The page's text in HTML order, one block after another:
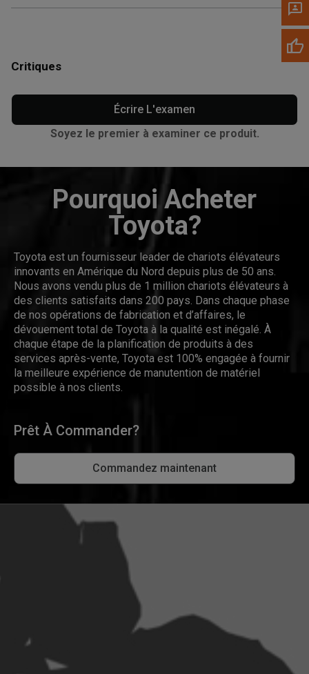
Critiques
Écrire L'examen
Soyez le premier à examiner ce produit.
Pourquoi Acheter
Toyota?
Toyota est un fournisseur leader de chariots élévateurs
innovants en Amérique du Nord depuis plus de 50 ans.
Nous avons vendu plus de 1 million chariots élévateurs à
des clients satisfaits dans 200 pays. Dans chaque phase
de nos opérations de fabrication et d’affaires, le
dévouement total de Toyota à la qualité est inégalé. À
chaque étape de la planification de produits à des
services après-vente, Toyota est 100% engagée à fournir
la meilleure expérience de manutention de matériel
possible à nos clients.
Prêt À Commander?
Commandez maintenant